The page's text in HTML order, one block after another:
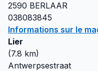
2590 BERLAAR
038083845
Informations sur le
Lier
(7.8 km)
Antwerpsestraat